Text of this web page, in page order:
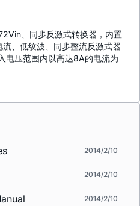
、同步反激式转换器，内置
、低纹波、同步整流反激式器
电压范围内以高达8A的电流为
2014/2/10
2014/2/10
2014/2/10